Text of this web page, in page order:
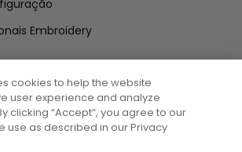
Embroidery
Introduzir o
eletrónico
cookies to help the website
user experience and analyze
clicking “Accept“, you agree to our
use as described in our Privacy